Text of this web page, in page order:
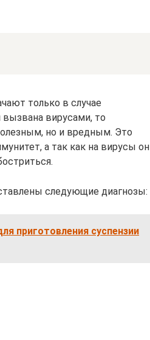
только в случае
вызвана вирусами, то
но и вредным. Это
а так как на вирусы он
следующие диагнозы:
приготовления суспензии